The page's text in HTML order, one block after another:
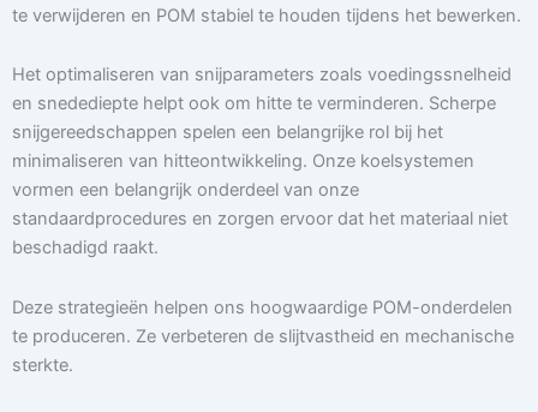
te verwijderen en POM stabiel te houden tijdens het bewerken.
Het optimaliseren van snijparameters zoals voedingssnelheid
en snedediepte helpt ook om hitte te verminderen. Scherpe
snijgereedschappen spelen een belangrijke rol bij het
minimaliseren van hitteontwikkeling. Onze koelsystemen
vormen een belangrijk onderdeel van onze
standaardprocedures en zorgen ervoor dat het materiaal niet
beschadigd raakt.
Deze strategieën helpen ons hoogwaardige POM-onderdelen
te produceren. Ze verbeteren de slijtvastheid en mechanische
sterkte.